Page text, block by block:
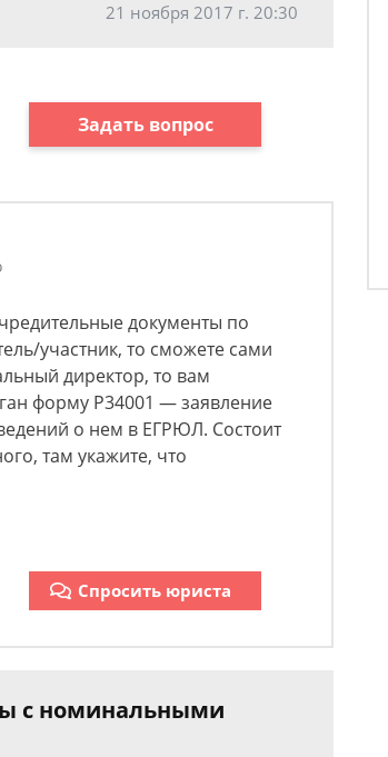
21 ноября 2017 г. 20:30
Задать вопрос
документы​ по
участник, то сможете сами
директор, то вам
форму Р34001 — заявление
о нем в ЕГРЮЛ. Состоит
там укажите, что
Спросить юриста
с номинальными